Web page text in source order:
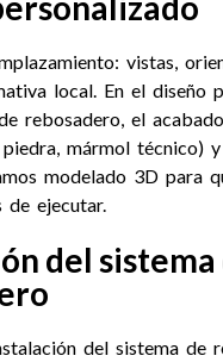
vistas,
local. En el diseño
rebosadero, el
mármol técnico)
modelado 3D para
de ejecutar.
del sistema
del sistema de